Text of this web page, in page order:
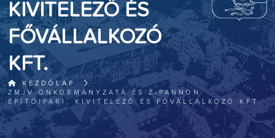
KIVITELEZŐ ÉS
FŐVÁLLALKOZÓ
KFT.
KEZDŐLAP
ZMJV ÖNKORMÁNYZATA ÉS Z-PANNON
ÉPÍTŐIPARI, KIVITELEZŐ ÉS FŐVÁLLALKOZÓ KFT.